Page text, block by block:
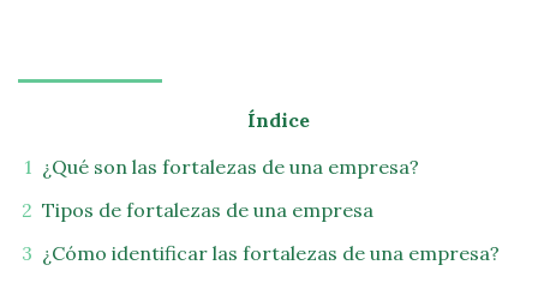
Índice
¿Qué son las fortalezas de una empresa?
Tipos de fortalezas de una empresa
¿Cómo identificar las fortalezas de una empresa?